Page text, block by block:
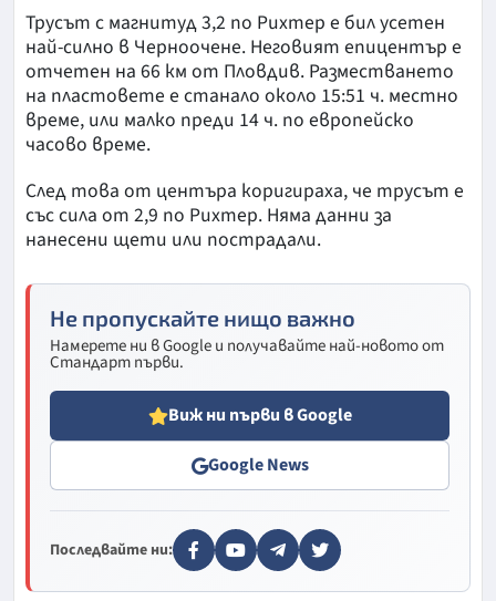
Трусът с магнитуд 3,2 по Рихтер е бил усетен
най-силно в Черноочене. Неговият епицентър е
отчетен на 66 км от Пловдив. Разместването
на пластовете е станало около 15:51 ч. местно
време, или малко преди 14 ч. по европейско
часово време.
След това от центъра коригираха, че трусът е
със сила от 2,9 по Рихтер. Няма данни за
нанесени щети или пострадали.
Не пропускайте нищо важно
Намерете ни в Google и получавайте най-новото от
Стандарт първи.
Виж ни първи в Google
Google News
Последвайте ни: